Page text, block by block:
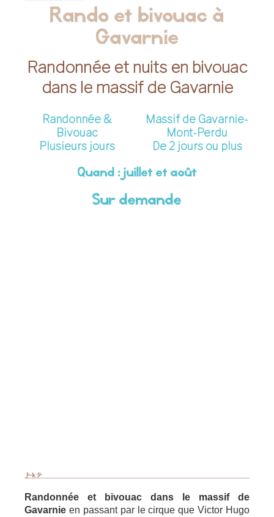
Rando et bivouac à
Gavarnie
Randonnée et nuits en bivouac
dans le massif de Gavarnie
Randonnée &
Bivouac
Plusieurs jours
Massif de Gavarnie-
Mont-Perdu
De 2 jours ou plus
Quand : juillet et août
Sur demande
Randonnée et bivouac dans le massif de
Gavarnie en passant par le cirque que Victor Hugo